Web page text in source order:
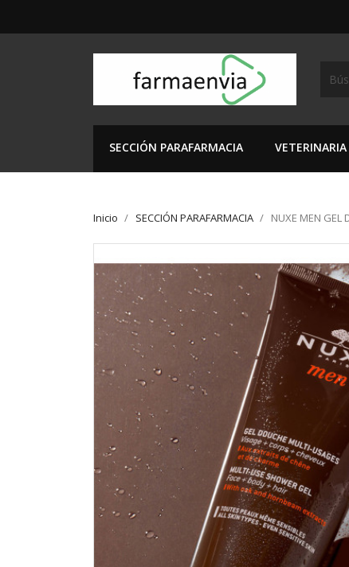
SECCIÓN PARAFARMACIA VETERINARIA
Inicio SECCIÓN PARAFARMACIA NUXE MEN GEL